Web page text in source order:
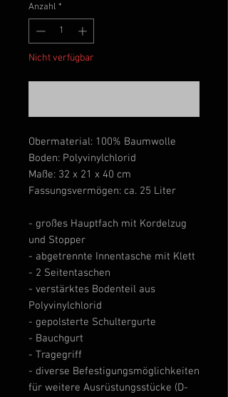
Anzahl *
Nicht verfügbar
Obermaterial: 100% Baumwolle
Boden: Polyvinylchlorid
Maße: 32 x 21 x 40 cm
Fassungsvermögen: ca. 25 Liter
- großes Hauptfach mit Kordelzug
und Stopper
- abgetrennte Innentasche mit Klett
- 2 Seitentaschen
- verstärktes Bodenteil aus
Polyvinylchlorid
- gepolsterte Schultergurte
- Bauchgurt
- Tragegriff
- diverse Befestigungsmöglichkeiten
für weitere Ausrüstungsstücke (D-